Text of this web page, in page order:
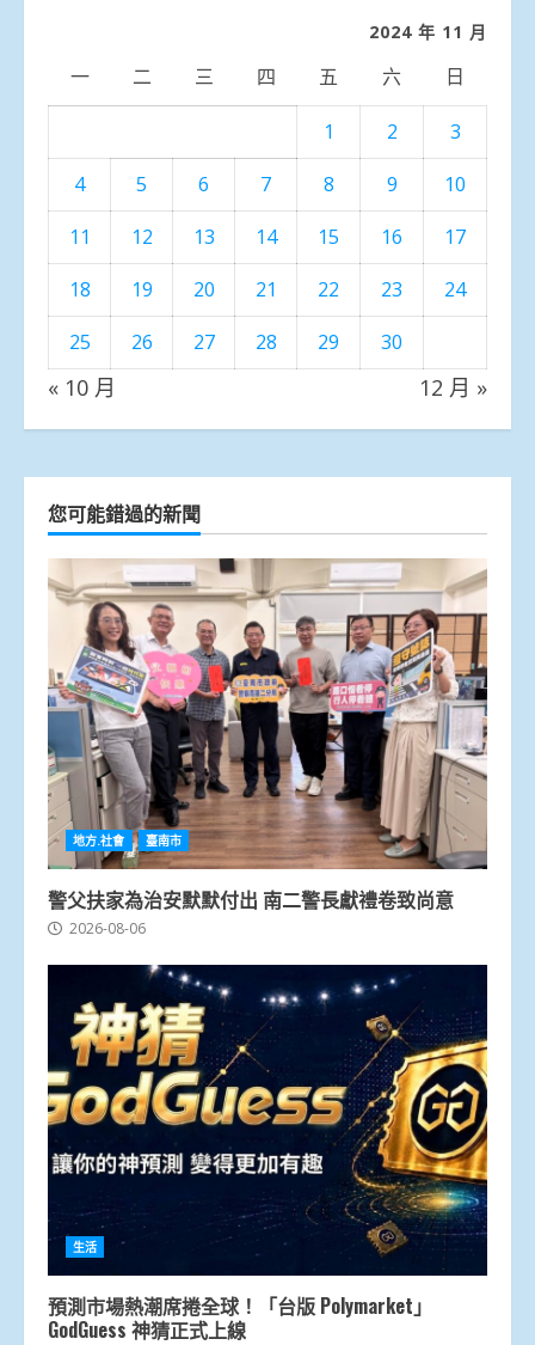
2024 年 11 月
一 二 三 四 五 六 日
1 2
3
4
5 6 7 8 9
10
11
12 13 14 15 16
17
18
19 20 21 22 23
24
25
26 27 28 29 30
« 10 月 12 月 »
您可能錯過的新聞
地方.社會 臺南市
警父扶家為治安默默付出 南二警長獻禮卷致尚意
2026-08-06
生活
預測市場熱潮席捲全球！「台版 Polymarket」
GodGuess 神猜正式上線